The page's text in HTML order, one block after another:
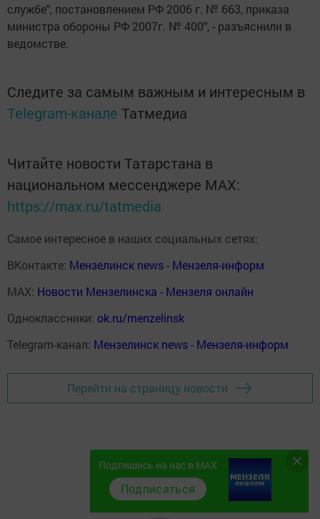
службе", постановлением РФ 2006 г. № 663, приказа
министра обороны РФ 2007г. № 400", - разъяснили в
ведомстве.
Следите за самым важным и интересным в
Telegram-канале Татмедиа
Читайте новости Татарстана в
национальном мессенджере MАХ:
https://max.ru/tatmedia
Самое интересное в наших социальных сетях:
ВКонтакте: Мензелинск news - Мензеля-информ
MAX: Новости Мензелинска - Мензеля онлайн
Одноклассники: ok.ru/menzelinsk
Telegram-канал: Мензелинск news - Мензеля-информ
Перейти на страницу новости
Подпишись на нас в MAX
Подписаться